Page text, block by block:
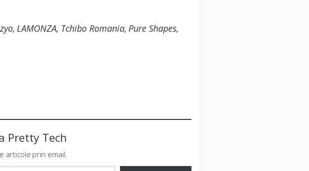
LAMONZA, Tchibo Romania, Pure Shapes,
Pretty Tech
articole prin email.